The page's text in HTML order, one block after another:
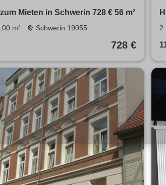
Mieten in Schwerin 728 € 56 m²
m² Schwerin 19055
728 €
2